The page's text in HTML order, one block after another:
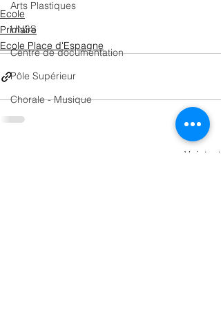
Arts Plastiques
UNSS
Centre de documentation
Pôle Supérieur
Chorale - Musique
Ecole
Primaire
Ecole Place d'Espagne
Voir tout